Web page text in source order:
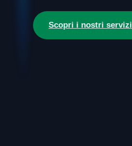
Scopri i nostri servizi